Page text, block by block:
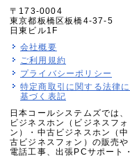
〒173-0004
東京都板橋区板橋4-37-5
日東ビル1F
会社概要
ご利用規約
プライバシーポリシー
特定商取引に関する法律に
基づく表記
日本コールシステムズでは、
ビジネスホン（ビジネスフォ
ン）・中古ビジネスホン（中
古ビジネスフォン）の販売や
電話工事、出張PCサポート・